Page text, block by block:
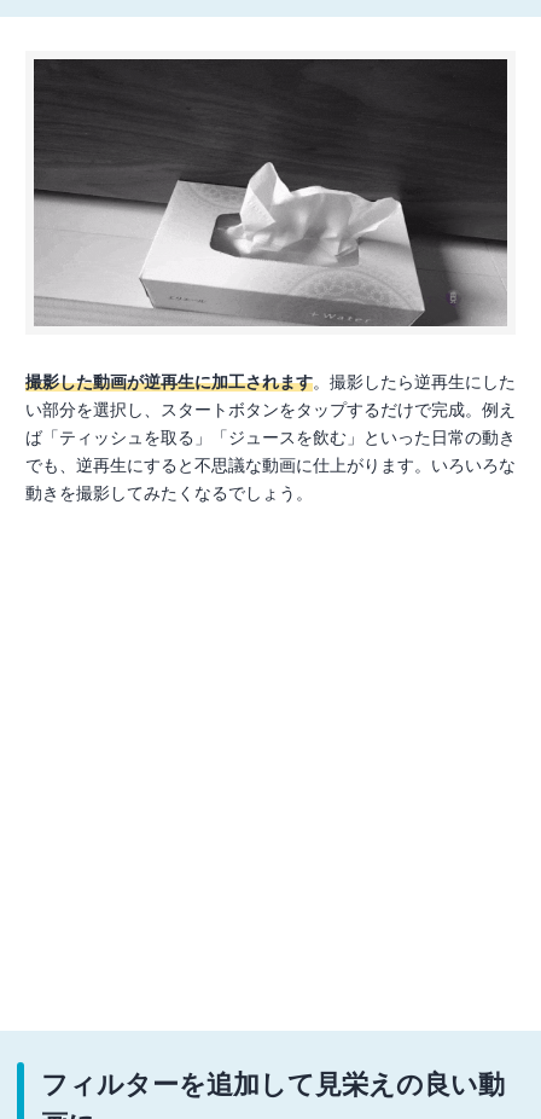
撮影した動画が逆再生に加工されます。撮影したら逆再生にした
い部分を選択し、スタートボタンをタップするだけで完成。例え
ば「ティッシュを取る」「ジュースを飲む」といった日常の動き
でも、逆再生にすると不思議な動画に仕上がります。いろいろな
動きを撮影してみたくなるでしょう。
フィルターを追加して見栄えの良い動